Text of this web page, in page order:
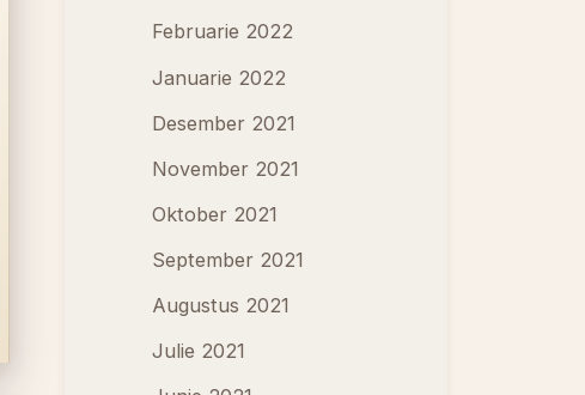
Februarie 2022
Januarie 2022
Desember 2021
November 2021
Oktober 2021
September 2021
Augustus 2021
Julie 2021